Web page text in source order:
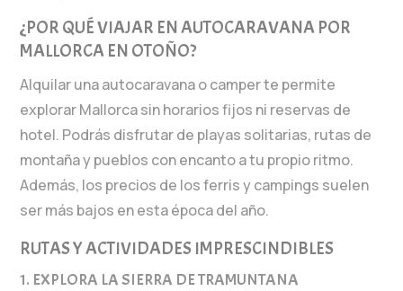
¿POR QUÉ VIAJAR EN AUTOCARAVANA POR
MALLORCA EN OTOÑO?
Alquilar una autocaravana o camper te permite
explorar Mallorca sin horarios fijos ni reservas de
hotel. Podrás disfrutar de playas solitarias, rutas de
montaña y pueblos con encanto a tu propio ritmo.
Además, los precios de los ferris y campings suelen
ser más bajos en esta época del año.
RUTAS Y ACTIVIDADES IMPRESCINDIBLES
1. EXPLORA LA SIERRA DE TRAMUNTANA